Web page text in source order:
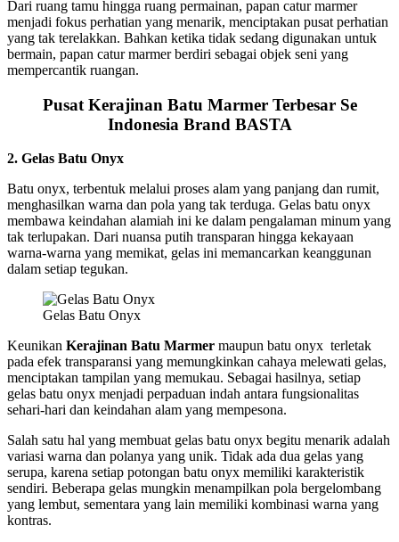
Dari ruang tamu hingga ruang permainan, papan catur marmer
menjadi fokus perhatian yang menarik, menciptakan pusat perhatian
yang tak terelakkan. Bahkan ketika tidak sedang digunakan untuk
bermain, papan catur marmer berdiri sebagai objek seni yang
mempercantik ruangan.
Pusat Kerajinan Batu Marmer Terbesar Se
Indonesia Brand BASTA
2. Gelas Batu Onyx
Batu onyx, terbentuk melalui proses alam yang panjang dan rumit,
menghasilkan warna dan pola yang tak terduga. Gelas batu onyx
membawa keindahan alamiah ini ke dalam pengalaman minum yang
tak terlupakan. Dari nuansa putih transparan hingga kekayaan
warna-warna yang memikat, gelas ini memancarkan keanggunan
dalam setiap tegukan.
Gelas Batu Onyx
Keunikan Kerajinan Batu Marmer maupun batu onyx terletak
pada efek transparansi yang memungkinkan cahaya melewati gelas,
menciptakan tampilan yang memukau. Sebagai hasilnya, setiap
gelas batu onyx menjadi perpaduan indah antara fungsionalitas
sehari-hari dan keindahan alam yang mempesona.
Salah satu hal yang membuat gelas batu onyx begitu menarik adalah
variasi warna dan polanya yang unik. Tidak ada dua gelas yang
serupa, karena setiap potongan batu onyx memiliki karakteristik
sendiri. Beberapa gelas mungkin menampilkan pola bergelombang
yang lembut, sementara yang lain memiliki kombinasi warna yang
kontras.